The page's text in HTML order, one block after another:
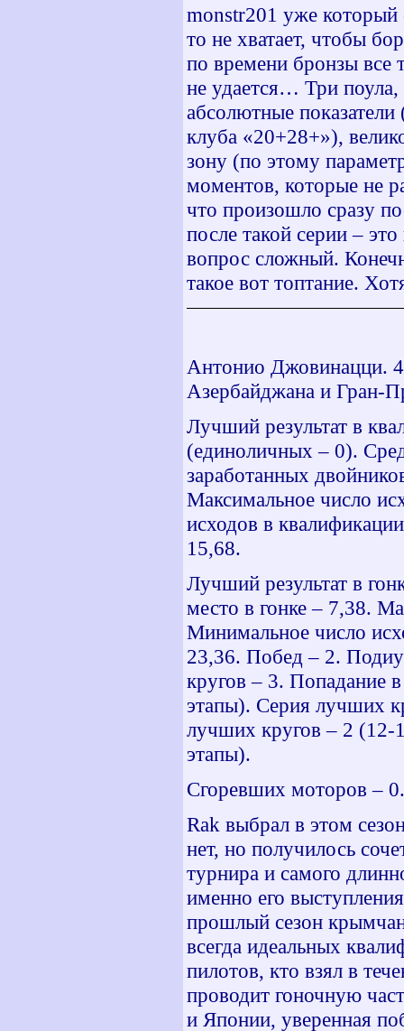
monstr201 уже который
то не хватает, чтобы
по времени бронзы все
не удается… Три
абсолютные
клуба «20+28+»),
зону (по этому
моментов, которые не
что произошло сразу
после такой серии –
вопрос сложный.
такое вот топтание.
Антонио Джовинацци.
Азербайджана и Гран-
Лучший результат в
(единоличных – 0).
заработанных
Максимальное число
исходов в
15,68.
Лучший результат в
место в гонке – 7,38.
Минимальное число
23,36. Побед – 2.
кругов – 3. Попадание
этапы). Серия лучших
лучших кругов – 2 (12-
этапы).
Сгоревших моторов –
Rak выбрал в этом
нет, но получилось
турнира и самого
именно его
прошлый сезон
всегда идеальных
пилотов, кто взял в
проводит гоночную
и Японии, уверенная